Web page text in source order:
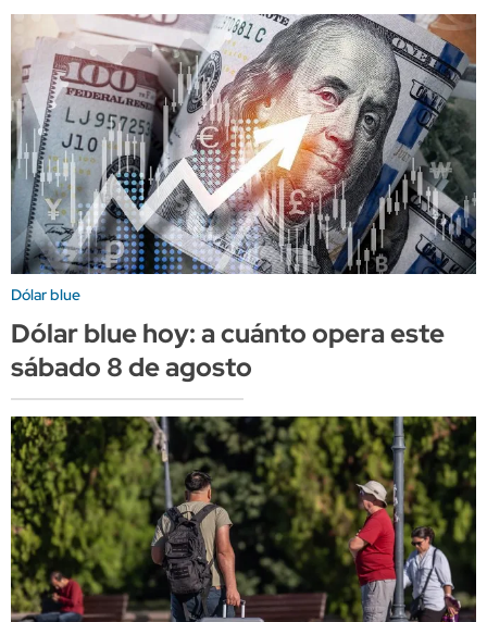
Dólar blue
Dólar blue hoy: a cuánto opera este
sábado 8 de agosto